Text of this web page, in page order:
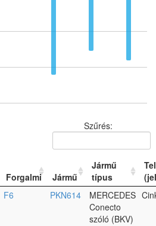
Szűrés:
Forgalmi Jármű
Jármű
típus
F6 PKN614
MERCEDES
Conecto
szóló (BKV)